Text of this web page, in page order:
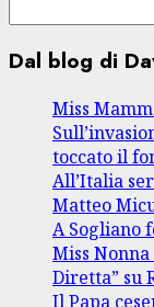
Dal blog di
Miss
toccato il
All’Italia
Matteo
A Sogliano
Miss
Diretta” su
Il Papa